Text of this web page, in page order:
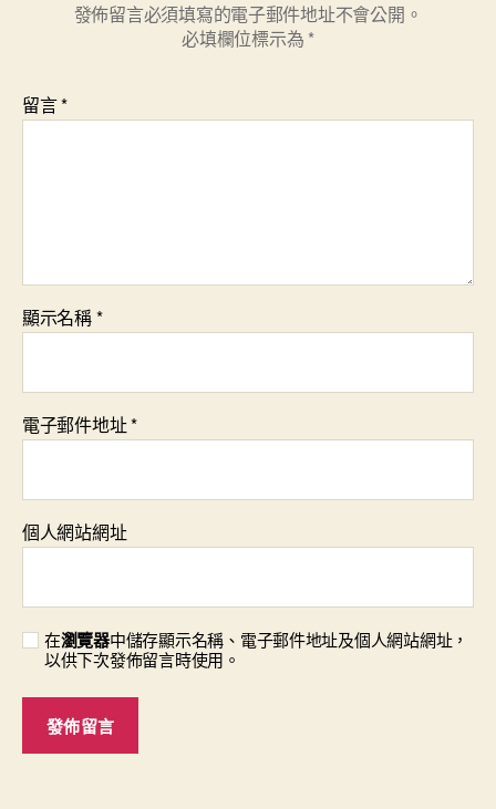
發佈留言必須填寫的電子郵件地址不會公開。
必填欄位標示為 *
留言*
顯示名稱*
電子郵件地址*
個人網站網址
在瀏覽器中儲存顯示名稱、電子郵件地址及個人網站網址，
以供下次發佈留言時使用。